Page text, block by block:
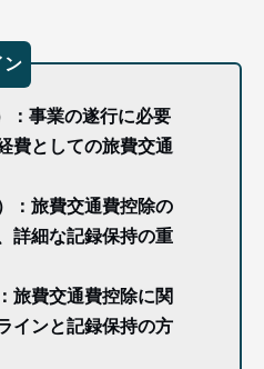
ン
：事業の遂行に必要
費としての旅費交通
：旅費交通費控除の
詳細な記録保持の重
旅費交通費控除に関
インと記録保持の方